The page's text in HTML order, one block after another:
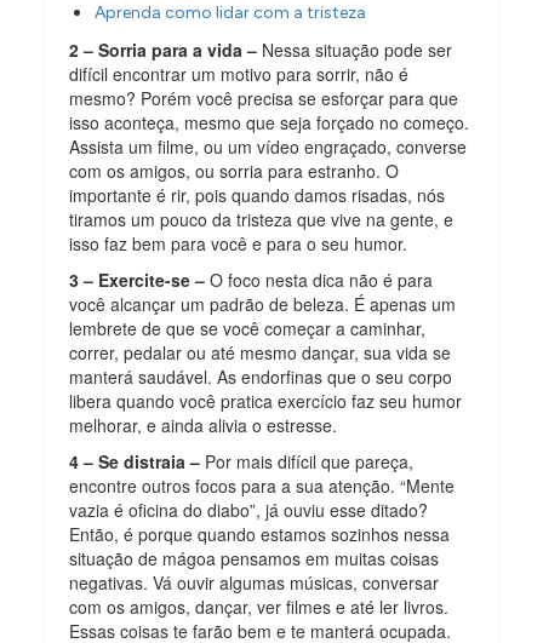
Aprenda como lidar com a tristeza
2 – Sorria para a vida – Nessa situação pode ser
difícil encontrar um motivo para sorrir, não é
mesmo? Porém você precisa se esforçar para que
isso aconteça, mesmo que seja forçado no começo.
Assista um filme, ou um vídeo engraçado, converse
com os amigos, ou sorria para estranho. O
importante é rir, pois quando damos risadas, nós
tiramos um pouco da tristeza que vive na gente, e
isso faz bem para você e para o seu humor.
3 – Exercite-se – O foco nesta dica não é para
você alcançar um padrão de beleza. É apenas um
lembrete de que se você começar a caminhar,
correr, pedalar ou até mesmo dançar, sua vida se
manterá saudável. As endorfinas que o seu corpo
libera quando você pratica exercício faz seu humor
melhorar, e ainda alivia o estresse.
4 – Se distraia – Por mais difícil que pareça,
encontre outros focos para a sua atenção. “Mente
vazia é oficina do diabo”, já ouviu esse ditado?
Então, é porque quando estamos sozinhos nessa
situação de mágoa pensamos em muitas coisas
negativas. Vá ouvir algumas músicas, conversar
com os amigos, dançar, ver filmes e até ler livros.
Essas coisas te farão bem e te manterá ocupada.